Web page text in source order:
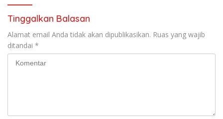
Tinggalkan Balasan
Alamat email Anda tidak akan dipublikasikan. Ruas yang wajib
ditandai *